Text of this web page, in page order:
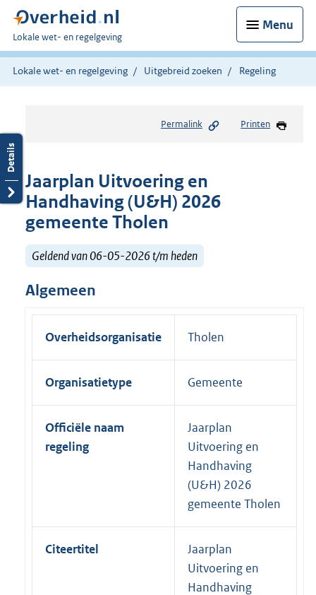
Menu
U
bent
hier:
Lokale wet- en regelgeving
Lokale wet- en regelgeving Uitgebreid zoeken Regeling
Permalink Printen
Jaarplan Uitvoering en
Handhaving (U&H) 2026
gemeente Tholen
Geldend van 06-05-2026 t/m heden
Algemeen
Overheidsorganisatie Tholen
Organisatietype Gemeente
Officiële naam
regeling
Jaarplan
Uitvoering en
Handhaving
(U&H) 2026
gemeente Tholen
Citeertitel
Jaarplan
Uitvoering en
Handhaving